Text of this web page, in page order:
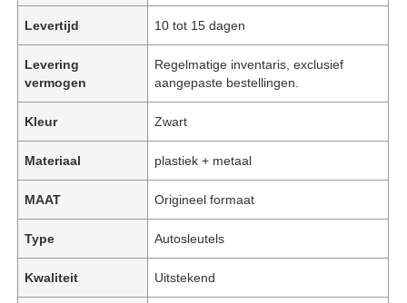
Levertijd 10 tot 15 dagen
Levering
vermogen
Regelmatige inventaris, exclusief
aangepaste bestellingen.
Kleur Zwart
Materiaal plastiek + metaal
MAAT Origineel formaat
Type Autosleutels
Kwaliteit Uitstekend